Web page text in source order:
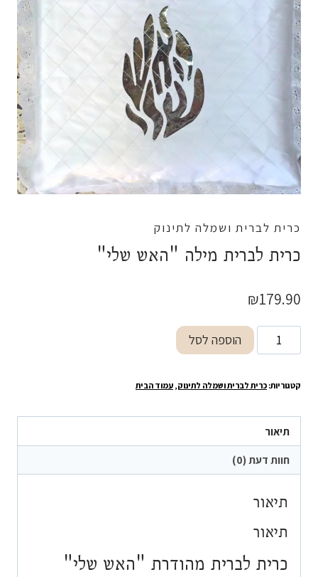
כרית לברית ושמלה לתינוק
כרית לברית מילה "האש שלי"
₪179.90
כמות
של
לברית
"האש
שלי"
הוספה לסל
קטגוריות: כרית לברית ושמלה לתינוק, עמוד הבית
תיאור
חוות דעת (0)
תיאור
תיאור
כרית לברית מהודרת "האש שלי"